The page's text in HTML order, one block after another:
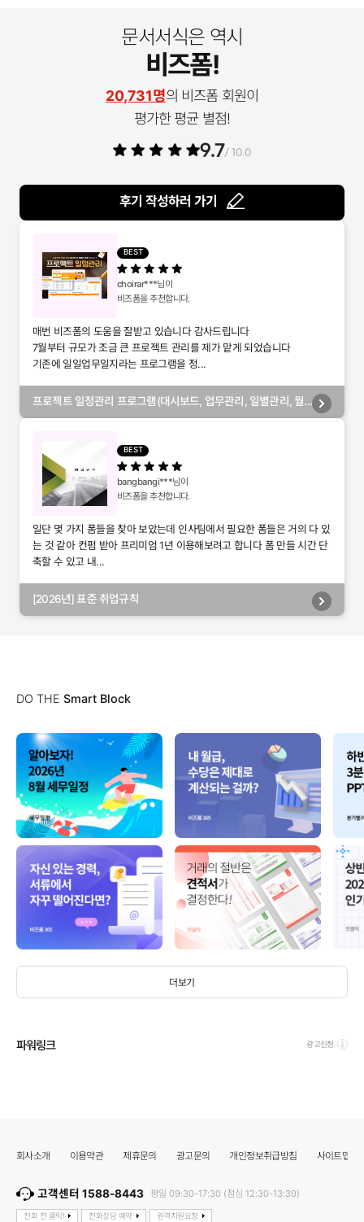
문서서식은 역시
비즈폼!
20,731명의 비즈폼 회원이
평가한 평균 별점!
9.7/ 10.0
후기 작성하러 가기
BEST
choirar***님이
비즈폼을 추천합니다.
매번 비즈폼의 도움을 잘받고 있습니다 감사드립니다
7월부터 규모가 조금 큰 프로젝트 관리를 제가 맡게 되었습니다
기존에 일일업무일지라는 프로그램을 정...
프로젝트 일정관리 프로그램(대시보드, 업무관리, 일별관리, 월
BEST
bangbangi***님이
비즈폼을 추천합니다.
일단 몇 가지 폼들을 찾아 보았는데 인사팀에서 필요한 폼들은 거의 다 있
는 것 같아 컨펌 받아 프리미엄 1년 이용해보려고 합니다 폼 만들 시간 단
축할 수 있고 내...
[2026년] 표준 취업규칙
DO THE Smart Block
더보기
파워링크 광고신청
회사소개 이용약관 제휴문의 광고문의 개인정보취급방침 사이트맵
고객센터 1588-8443 평일 09:30-17:30 (점심 12:30-13:30)
전화 전 클릭! 전화상담 예약 원격지원요청